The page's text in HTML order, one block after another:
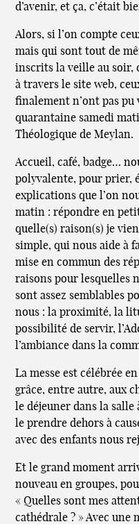
d’avenir, et ça, c’était
Alors, si l’on compte
mais qui sont tout de
inscrits la veille au soir,
à travers le site web,
finalement n’ont pas
quarantaine samedi
Théologique de Meylan.
Accueil, café, badge…
polyvalente, pour prier,
explications que l’on
matin : répondre en
quelle(s) raison(s) je
simple, qui nous aide à
mise en commun des
raisons pour lesquelles
sont assez semblables
nous : la proximité, la
possibilité de servir,
l’ambiance dans la
La messe est célébrée
grâce, entre autre, aux
le déjeuner dans la salle
le prendre dehors à
avec des enfants nous
Et le grand moment
nouveau en groupes,
« Quelles sont mes
cathédrale ? » Avec une